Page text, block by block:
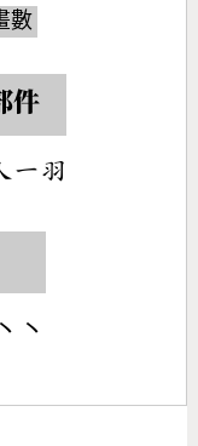
數
件
丶